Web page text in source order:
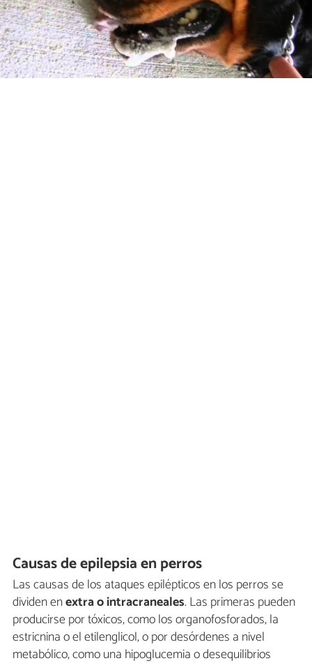
Causas de epilepsia en perros
Las causas de los ataques epilépticos en los perros se
dividen enextra o intracraneales. Las primeras pueden
producirse por tóxicos, como los organofosforados, la
estricnina o el etilenglicol, o por desórdenes a nivel
metabólico, como una hipoglucemia o desequilibrios